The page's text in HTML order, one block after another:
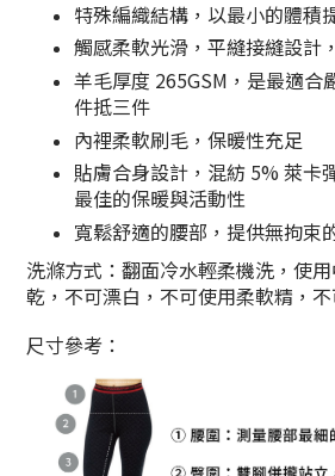
特殊編織結構，以最小的體積
觸感柔軟光滑，平縫接縫設計
羊毛厚度 265GSM，是最適合
件抵三件
內裡柔軟刷毛，保暖性充足
貼膚合身設計，混紡 5% 萊卡
最佳的保暖與活動性
寬鬆舒適的腰部，提供無拘束
洗滌方式：翻面冷水輕柔機洗，使
乾，不可漂白，不可使用柔軟精，
尺寸參考：